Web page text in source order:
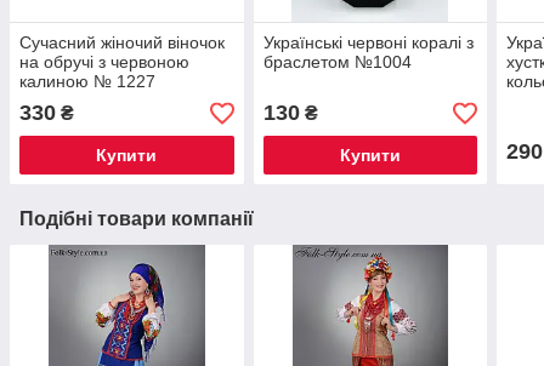
Сучасний жіночий віночок
на обручі з червоною
калиною № 1227
330 ₴
Купити
Українські червоні коралі з
браслетом №1004
130₴
Купити 290
Подібні товари компанії